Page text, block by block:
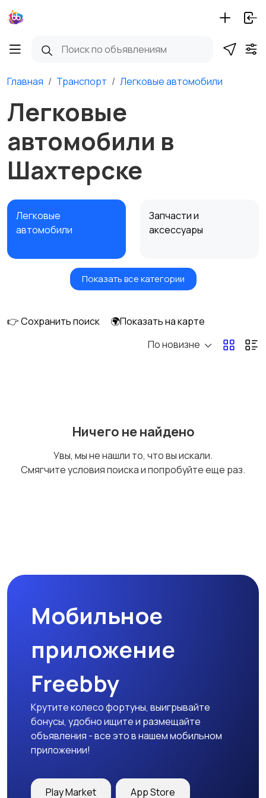
Главная Транспорт Легковые автомобили
Легковые
автомобили в
Шахтерске
Легковые
автомобили
Запчасти и
аксессуары
Водный транспорт Автобусы и грузовики
Спецтехника
Показать все категории
👉 Сохранить поиск
🌍Показать на карте
По новизне
Ничего не найдено
Увы, мы не нашли то, что вы искали.
Смягчите условия поиска и попробуйте еще раз.
Мобильное
приложение
Freebby
Крутите колесо фортуны, выигрывайте
бонусы, удобно ищите и размещайте
объявления - все это в нашем мобильном
приложении!
Play Market App Store